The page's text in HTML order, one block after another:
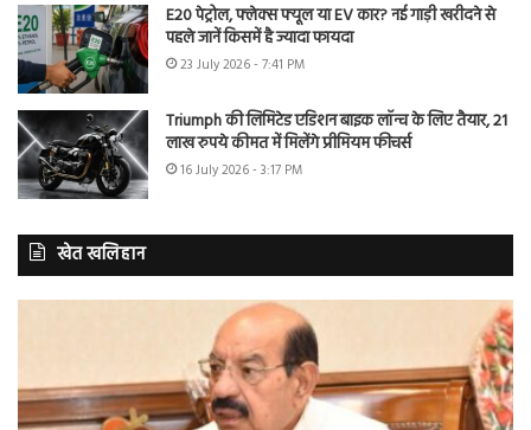
E20 पेट्रोल, फ्लेक्स फ्यूल या EV कार? नई गाड़ी खरीदने से
पहले जानें किसमें है ज्यादा फायदा
23 July 2026 - 7:41 PM
Triumph की लिमिटेड एडिशन बाइक लॉन्च के लिए तैयार, 21
लाख रुपये कीमत में मिलेंगे प्रीमियम फीचर्स
16 July 2026 - 3:17 PM
खेत खलिहान